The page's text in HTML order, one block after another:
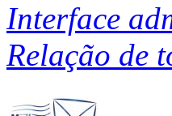
Interface
Relação de